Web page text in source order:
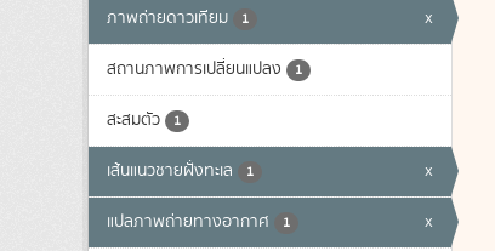
ภาพถ่ายดาวเทียม 1 x
สถานภาพการเปลี่ยนแปลง 1
สะสมตัว 1
เส้นแนวชายฝั่งทะเล 1 x
แปลภาพถ่ายทางอากาศ 1 x